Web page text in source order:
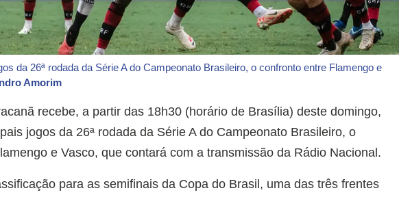
da 26ª rodada da Série A do Campeonato Brasileiro, o confronto entre Flamengo e
Amorim
recebe, a partir das 18h30 (horário de Brasília) deste domingo,
jogos da 26ª rodada da Série A do Campeonato Brasileiro, o
e Vasco, que contará com a transmissão da Rádio Nacional.
para as semifinais da Copa do Brasil, uma das três frentes